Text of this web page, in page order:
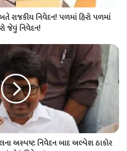
રાજકીય નિવેદન! પળમાં હિરો પળમાં
જેવું નિવેદન!
અસ્પષ્ટ નિવેદન બાદ અલ્પેશ ઠાકોર